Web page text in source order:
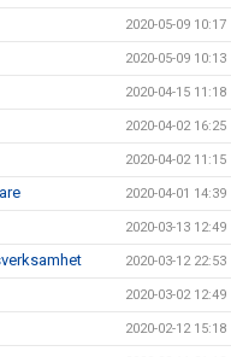
2020-05-09 10:17
2020-05-09 10:13
2020-04-15 11:18
2020-04-02 16:25
2020-04-02 11:15
2020-04-01 14:39
2020-03-13 12:49
2020-03-12 22:53
2020-03-02 12:49
2020-02-12 15:18